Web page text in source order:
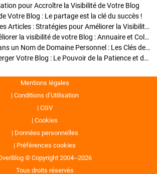
pour Accroître la Visibilité de Votre Blog
Votre Blog : Le partage est la clé du succès !
Optimisation SEO des Articles : Stratégies pour Améliorer la Visibilité de Votre Blog
Stratégies pour améliorer la visibilité de votre Blog : Annuaire et Collaborations
Pourquoi Investir dans un Nom de Domaine Personnel : Les Clés de la Réussite de Votre Blog
Comment Faire Émerger Votre Blog : Le Pouvoir de la Patience et de la Persévérance
Mentions légales
Conditions d’Utilisation
CGV
Cookies
Données personnelles
Préférences cookies
© Copyright 2004--2026
Tous droits réservés